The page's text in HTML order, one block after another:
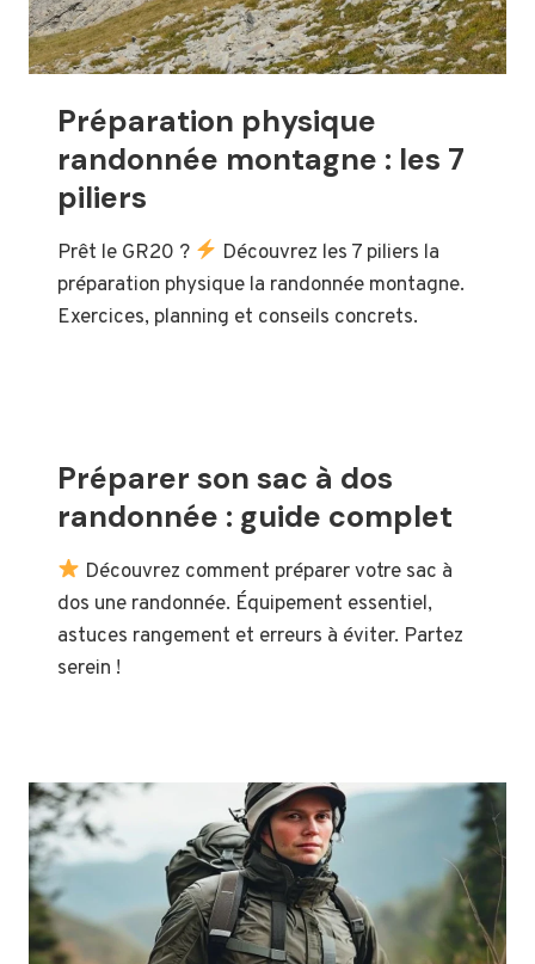
Préparation physique
randonnée montagne : les 7
piliers
Prêt le GR20 ?
Découvrez les 7 piliers la
préparation physique la randonnée montagne.
Exercices, planning et conseils concrets.
Préparer son sac à dos
randonnée : guide complet
Découvrez comment préparer votre sac à
dos une randonnée. Équipement essentiel,
astuces rangement et erreurs à éviter. Partez
serein !